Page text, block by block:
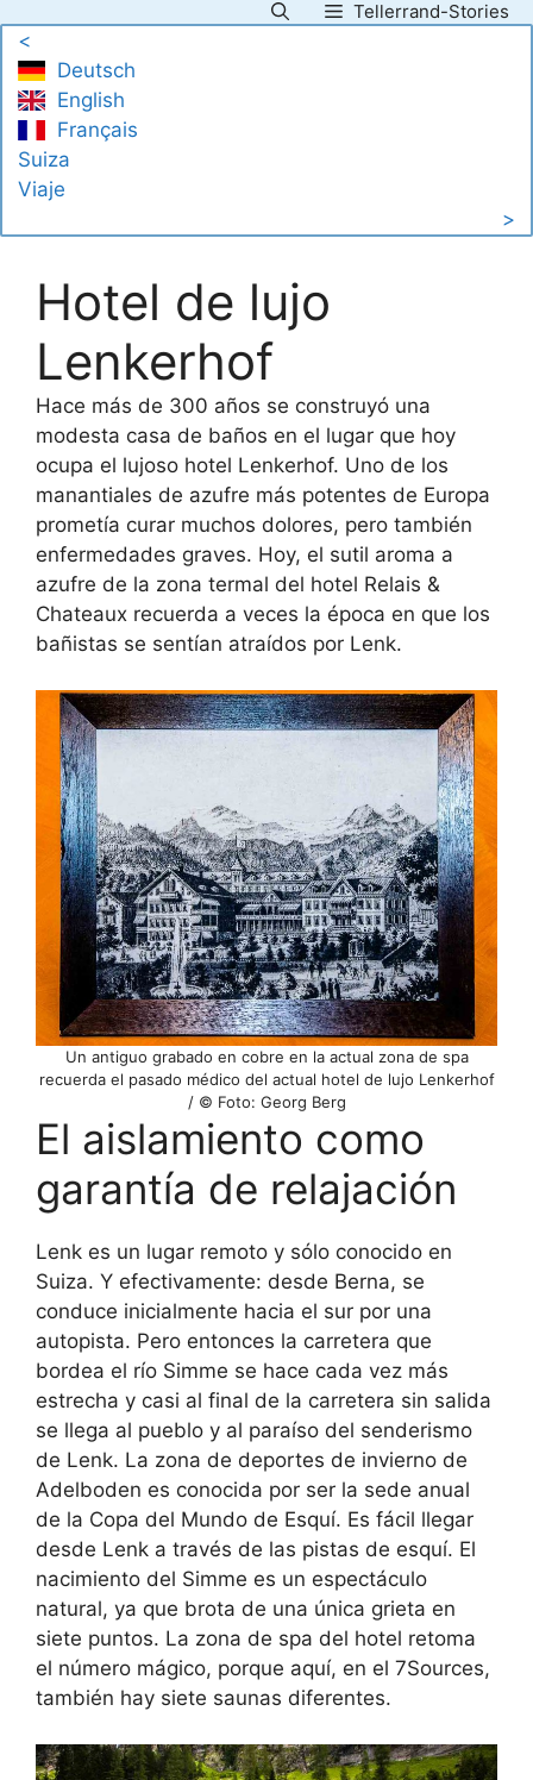
contenido
Tellerrand-Stories
<
Deutsch
English
Français
Suiza
Viaje
>
Hotel de lujo
Lenkerhof
Hace más de 300 años se construyó una
modesta casa de baños en el lugar que hoy
ocupa el lujoso hotel Lenkerhof. Uno de los
manantiales de azufre más potentes de Europa
prometía curar muchos dolores, pero también
enfermedades graves. Hoy, el sutil aroma a
azufre de la zona termal del hotel Relais &
Chateaux recuerda a veces la época en que los
bañistas se sentían atraídos por Lenk.
Un antiguo grabado en cobre en la actual zona de spa
recuerda el pasado médico del actual hotel de lujo Lenkerhof
/ © Foto: Georg Berg
El aislamiento como
garantía de relajación
Lenk es un lugar remoto y sólo conocido en
Suiza. Y efectivamente: desde Berna, se
conduce inicialmente hacia el sur por una
autopista. Pero entonces la carretera que
bordea el río Simme se hace cada vez más
estrecha y casi al final de la carretera sin salida
se llega al pueblo y al paraíso del senderismo
de Lenk. La zona de deportes de invierno de
Adelboden es conocida por ser la sede anual
de la Copa del Mundo de Esquí. Es fácil llegar
desde Lenk a través de las pistas de esquí. El
nacimiento del Simme es un espectáculo
natural, ya que brota de una única grieta en
siete puntos. La zona de spa del hotel retoma
el número mágico, porque aquí, en el 7Sources,
también hay siete saunas diferentes.